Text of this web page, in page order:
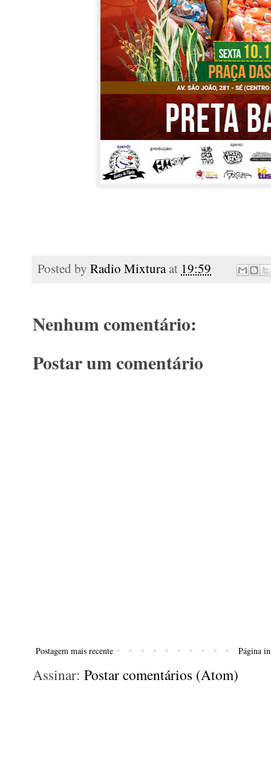
Posted by Radio Mixtura at 19:59
Nenhum comentário:
Postar um comentário
Postagem mais recente Página
Assinar: Postar comentários (Atom)